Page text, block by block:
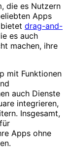
die es Nutzern
Apps
drag-and-
es auch
machen, ihre
mit Funktionen
auch Dienste
integrieren,
Insgesamt,
Apps ohne